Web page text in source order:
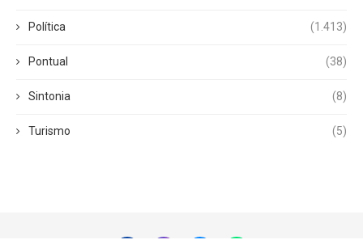
Política (1.413)
Pontual (38)
Sintonia (8)
Turismo (5)